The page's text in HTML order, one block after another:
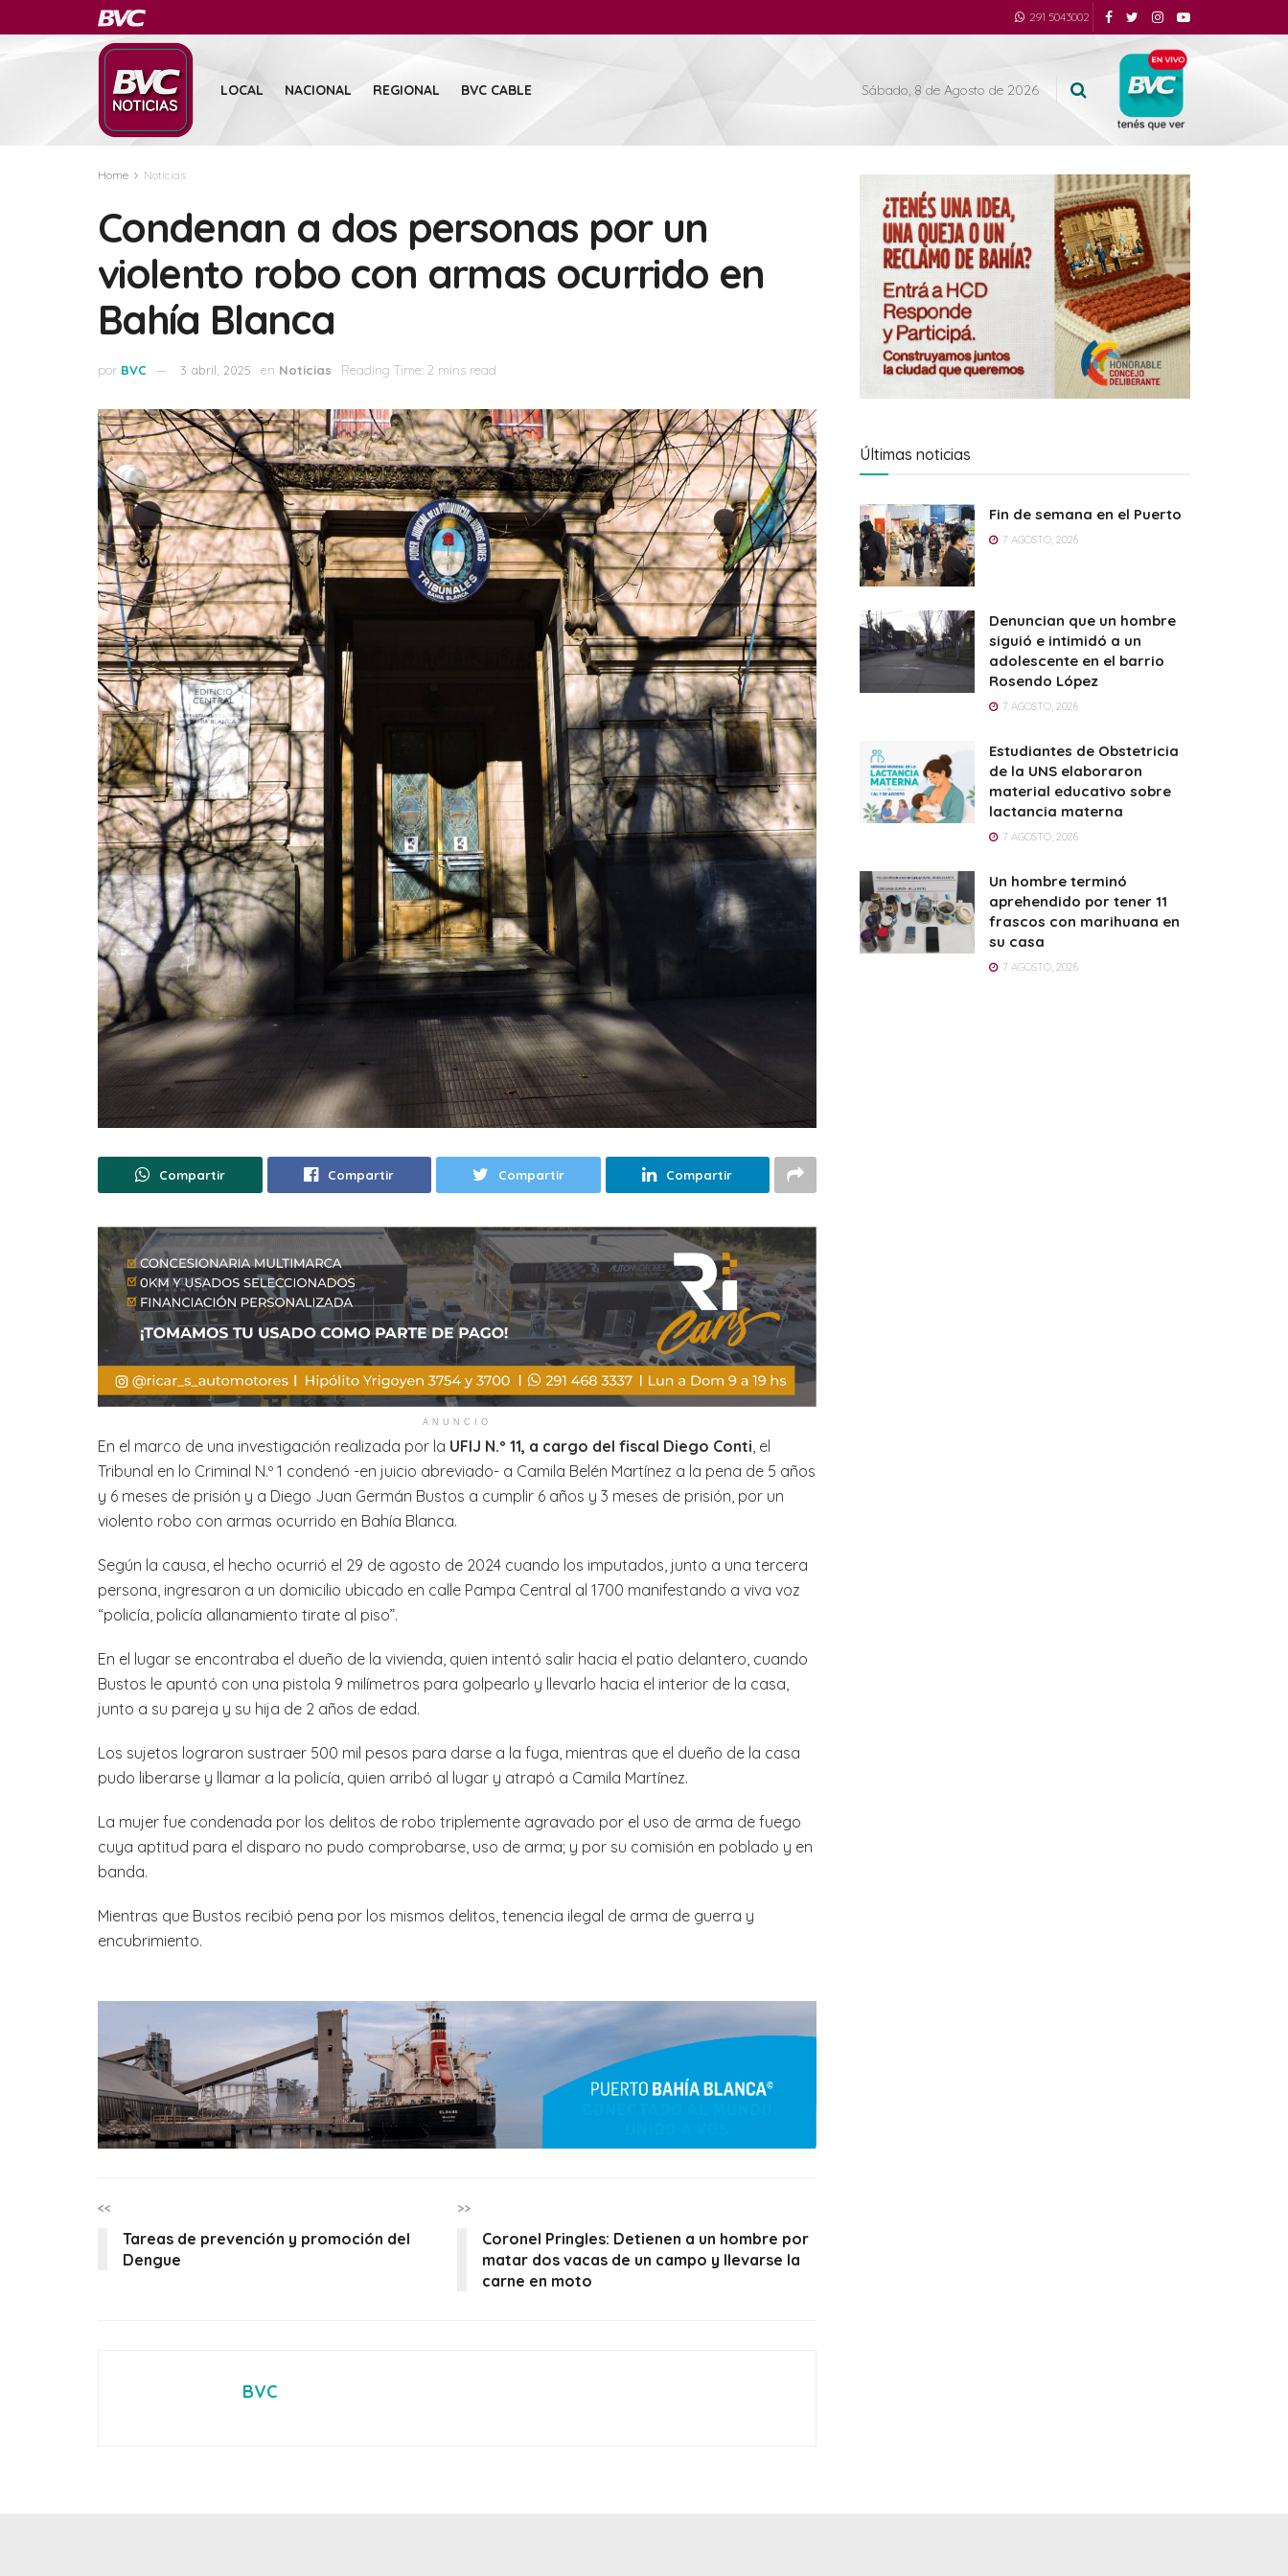
291 5043002
LOCAL NACIONAL REGIONAL BVC CABLE Sábado, 8 de Agosto de 2026
Home Noticias
Condenan a dos personas por un
violento robo con armas ocurrido en
Bahía Blanca
por BVC 3 abril, 2025 en Noticias Reading Time: 2 mins read
Compartir Compartir Compartir Compartir
ANUNCIO
En el marco de una investigación realizada por la UFIJ N.º 11, a cargo del fiscal Diego Conti , el
Tribunal en lo Criminal N.º 1 condenó -en juicio abreviado- a Camila Belén Martínez a la pena de 5 años
y 6 meses de prisión y a Diego Juan Germán Bustos a cumplir 6 años y 3 meses de prisión, por un
violento robo con armas ocurrido en Bahía Blanca.
Según la causa, el hecho ocurrió el 29 de agosto de 2024 cuando los imputados, junto a una tercera
persona, ingresaron a un domicilio ubicado en calle Pampa Central al 1700 manifestando a viva voz
“policía, policía allanamiento tirate al piso”.
En el lugar se encontraba el dueño de la vivienda, quien intentó salir hacia el patio delantero, cuando
Bustos le apuntó con una pistola 9 milímetros para golpearlo y llevarlo hacia el interior de la casa,
junto a su pareja y su hija de 2 años de edad.
Los sujetos lograron sustraer 500 mil pesos para darse a la fuga, mientras que el dueño de la casa
pudo liberarse y llamar a la policía, quien arribó al lugar y atrapó a Camila Martínez.
La mujer fue condenada por los delitos de robo triplemente agravado por el uso de arma de fuego
cuya aptitud para el disparo no pudo comprobarse, uso de arma; y por su comisión en poblado y en
banda.
Mientras que Bustos recibió pena por los mismos delitos, tenencia ilegal de arma de guerra y
encubrimiento.
<<
Tareas de prevención y promoción del
Dengue
>>
Coronel Pringles: Detienen a un hombre por
matar dos vacas de un campo y llevarse la
carne en moto
BVC
Últimas noticias
Fin de semana en el Puerto
7 AGOSTO, 2026
Denuncian que un hombre
siguió e intimidó a un
adolescente en el barrio
Rosendo López
7 AGOSTO, 2026
Estudiantes de Obstetricia
de la UNS elaboraron
material educativo sobre
lactancia materna
7 AGOSTO, 2026
Un hombre terminó
aprehendido por tener 11
frascos con marihuana en
su casa
7 AGOSTO, 2026